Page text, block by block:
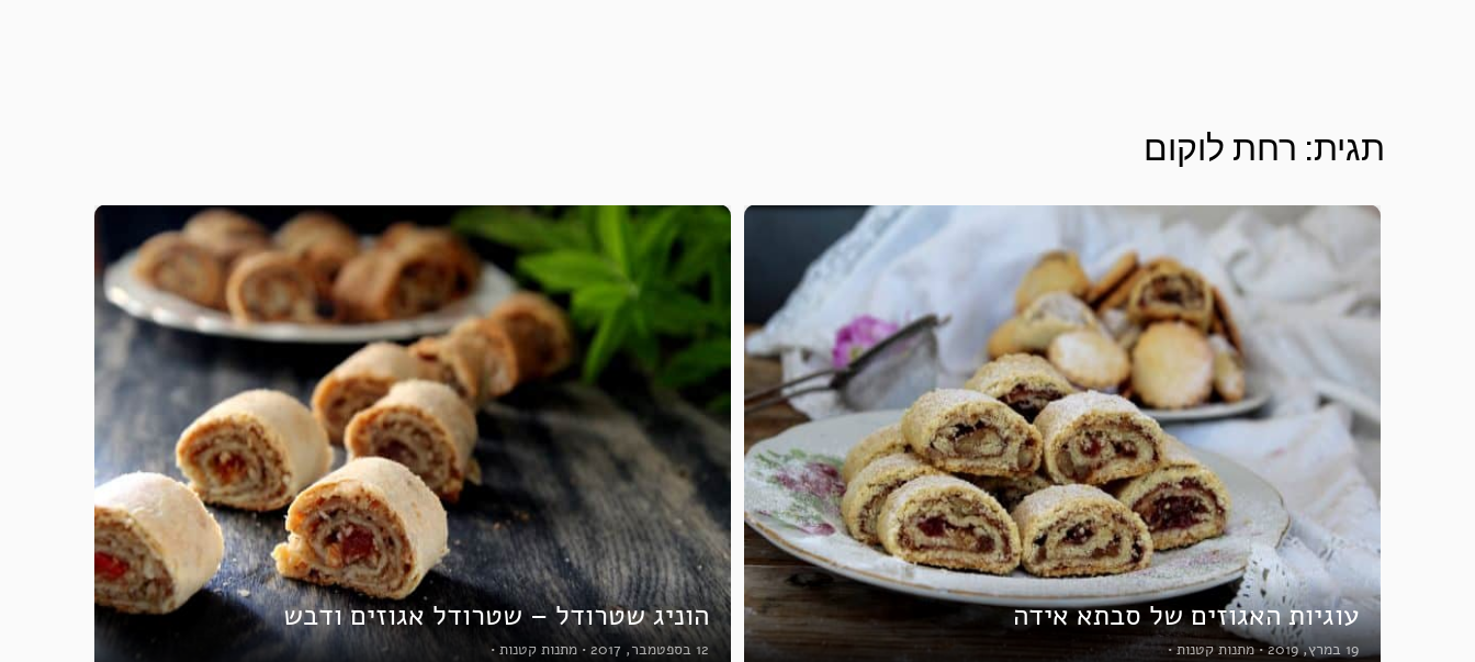
תגית: רחת לוקום
עוגיות האגוזים של סבתא אידה
19 במרץ, 2019 • מתנות קטנות •
הוניג שטרודל – שטרודל אגוזים ודבש
12 בספטמבר, 2017 • מתנות קטנות •